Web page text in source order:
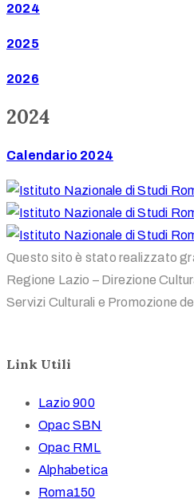
2024
2025
2026
2024
Calendario 2024
Questo sito è stato realizzato
Regione Lazio – Direzione
Servizi Culturali e Promozione
Link Utili
Lazio 900
Opac SBN
Opac RML
Alphabetica
Roma150